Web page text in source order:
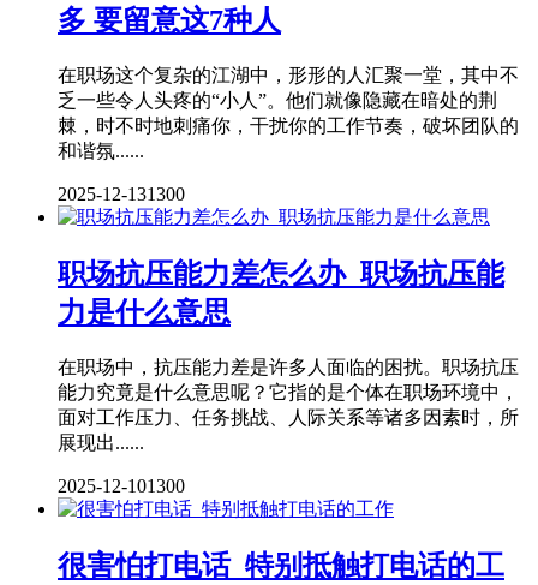
多 要留意这7种人
在职场这个复杂的江湖中，形形的人汇聚一堂，其中不
乏一些令人头疼的“小人”。他们就像隐藏在暗处的荆
棘，时不时地刺痛你，干扰你的工作节奏，破坏团队的
和谐氛......
2025-12-131300
职场抗压能力差怎么办_职场抗压能
力是什么意思
在职场中，抗压能力差是许多人面临的困扰。职场抗压
能力究竟是什么意思呢？它指的是个体在职场环境中，
面对工作压力、任务挑战、人际关系等诸多因素时，所
展现出......
2025-12-101300
很害怕打电话_特别抵触打电话的工